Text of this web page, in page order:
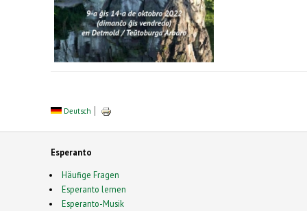
Deutsch
Esperanto
Häufige Fragen
Esperanto lernen
Esperanto-Musik